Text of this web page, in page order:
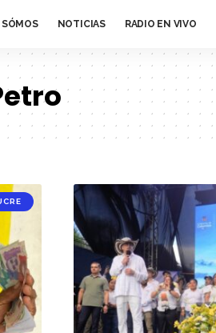
NOTICIAS RADIO EN VIVO